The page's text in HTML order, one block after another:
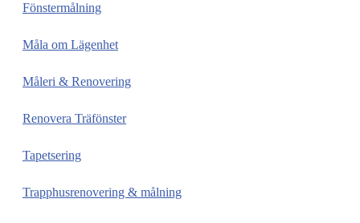
Fönstermålning
Måla om Lägenhet
Måleri & Renovering
Renovera Träfönster
Tapetsering
Trapphusrenovering & målning